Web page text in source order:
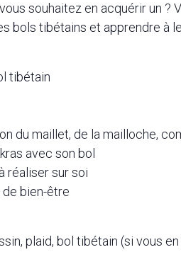
souhaitez en acquérir un
bols tibétains et apprendre à
tibétain
du maillet, de la mailloche,
avec son bol
réaliser sur soi
de bien-être
plaid, bol tibétain (si vous